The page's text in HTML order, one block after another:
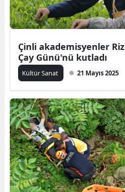
Çinli akademisyenler
Çay Günü'nü kutladı
Kültür Sanat 21 Mayıs 2025